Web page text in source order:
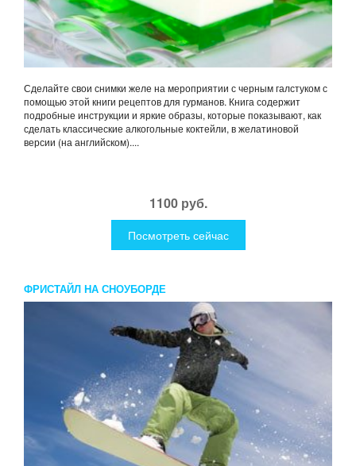
Сделайте свои снимки желе на мероприятии с черным галстуком с
помощью этой книги рецептов для гурманов. Книга содержит
подробные инструкции и яркие образы, которые показывают, как
сделать классические алкогольные коктейли, в желатиновой
версии (на английском)....
1100 руб.
Посмотреть сейчас
ФРИСТАЙЛ НА СНОУБОРДЕ